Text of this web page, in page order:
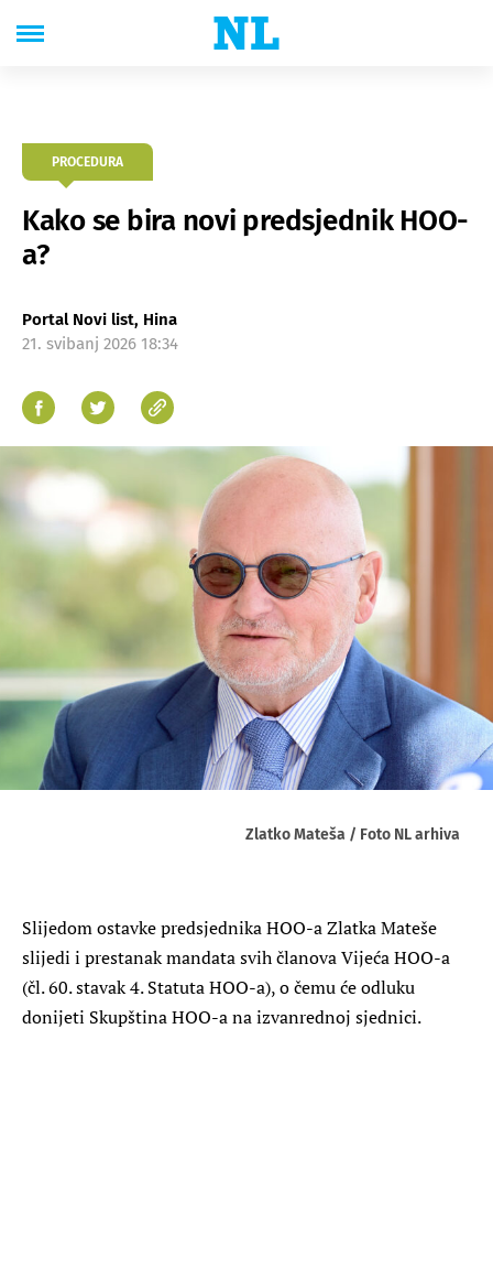
PROCEDURA
Kako se bira novi predsjednik HOO-
a?
Portal Novi list, Hina
21. svibanj 2026 18:34
Zlatko Mateša / Foto NL arhiva
Slijedom ostavke predsjednika HOO-a Zlatka Mateše
slijedi i prestanak mandata svih članova Vijeća HOO-a
(čl. 60. stavak 4. Statuta HOO-a), o čemu će odluku
donijeti Skupština HOO-a na izvanrednoj sjednici.